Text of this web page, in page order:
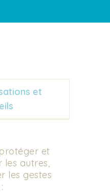
et
et
les autres,
les gestes